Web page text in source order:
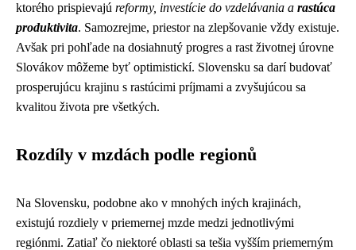
ktorého prispievajú reformy, investície do vzdelávania a rastúca
produktivita. Samozrejme, priestor na zlepšovanie vždy existuje.
Avšak pri pohľade na dosiahnutý progres a rast životnej úrovne
Slovákov môžeme byť optimistickí. Slovensku sa darí budovať
prosperujúcu krajinu s rastúcimi príjmami a zvyšujúcou sa
kvalitou života pre všetkých.
Rozdíly v mzdách podle regionů
Na Slovensku, podobne ako v mnohých iných krajinách,
existujú rozdiely v priemernej mzde medzi jednotlivými
regiónmi. Zatiaľ čo niektoré oblasti sa tešia vyšším priemerným